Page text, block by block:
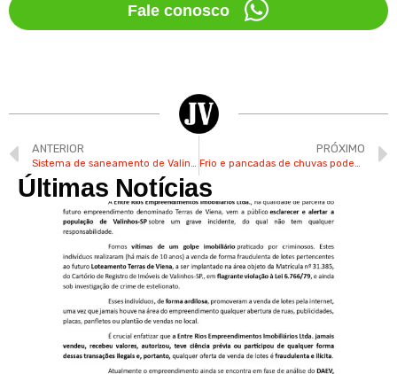
Fale conosco
ANTERIOR
Sistema de saneamento de Valinhos vai virar S/A
PRÓXIMO
Frio e pancadas de chuvas podem marcar fim de semana em Valinhos
Últimas Notícias